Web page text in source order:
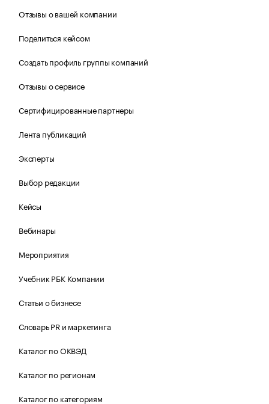
Отзывы о вашей компании
Поделиться кейсом
Создать профиль группы компаний
Отзывы о сервисе
Сертифицированные партнеры
Лента публикаций
Эксперты
Выбор редакции
Кейсы
Вебинары
Мероприятия
Учебник РБК Компании
Статьи о бизнесе
Словарь PR и маркетинга
Каталог по ОКВЭД
Каталог по регионам
Каталог по категориям